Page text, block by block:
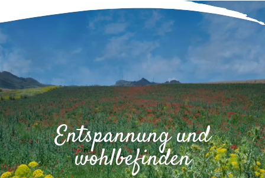
Entspannung und
wohlbefinden